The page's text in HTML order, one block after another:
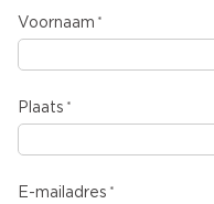
Voornaam
Plaats
E-mailadres